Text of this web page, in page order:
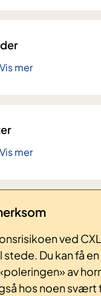
Vis mer
Vis mer
ved
stede. Du kan få
av
hos noen svært